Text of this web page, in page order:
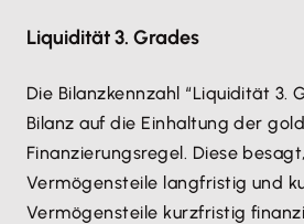
Liquidität 3. Grades
Die Bilanzkennzahl “Liquidität 3.
Bilanz auf die Einhaltung der
Finanzierungsregel. Diese
Vermögensteile langfristig und
Vermögensteile kurzfristig